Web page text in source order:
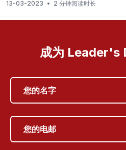
13-03-2023 • 2 分钟阅读时长
成为 Leader's